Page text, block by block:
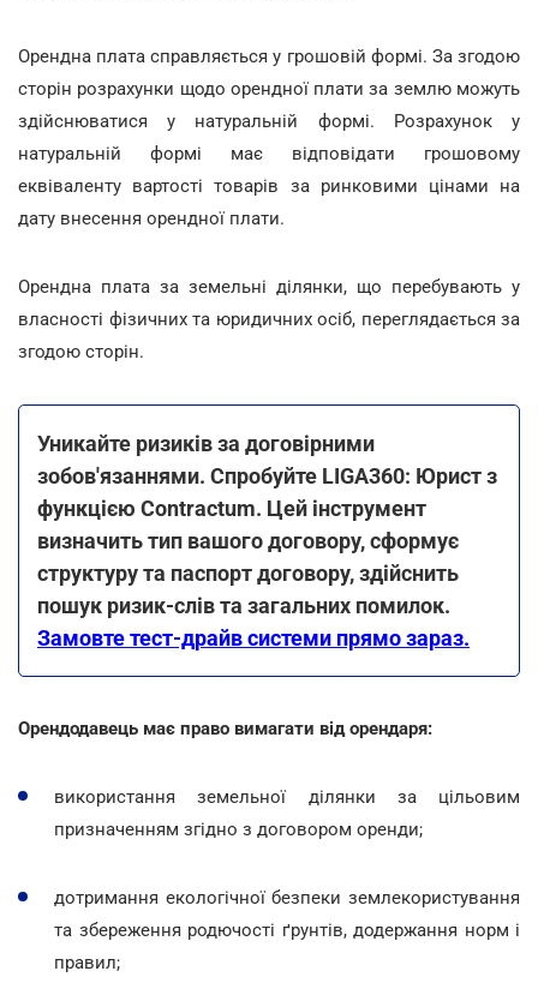
Орендна плата справляється у грошовій формі. За згодою
сторін розрахунки щодо орендної плати за землю можуть
здійснюватися у натуральній формі. Розрахунок у
натуральній формі має відповідати грошовому
еквіваленту вартості товарів за ринковими цінами на
дату внесення орендної плати.
Орендна плата за земельні ділянки, що перебувають у
власності фізичних та юридичних осіб, переглядається за
згодою сторін.
Уникайте ризиків за договірними
зобов'язаннями. Спробуйте LIGA360: Юрист з
функцією Contractum. Цей інструмент
визначить тип вашого договору, сформує
структуру та паспорт договору, здійснить
пошук ризик-слів та загальних помилок.
Замовте тест-драйв системи прямо зараз.
Орендодавець має право вимагати від орендаря:
використання земельної ділянки за цільовим
призначенням згідно з договором оренди;
дотримання екологічної безпеки землекористування
та збереження родючості ґрунтів, додержання норм і
правил;